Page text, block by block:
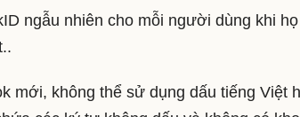
ngẫu nhiên cho mỗi người dùng khi
mới, không thể sử dụng dấu tiếng Việt